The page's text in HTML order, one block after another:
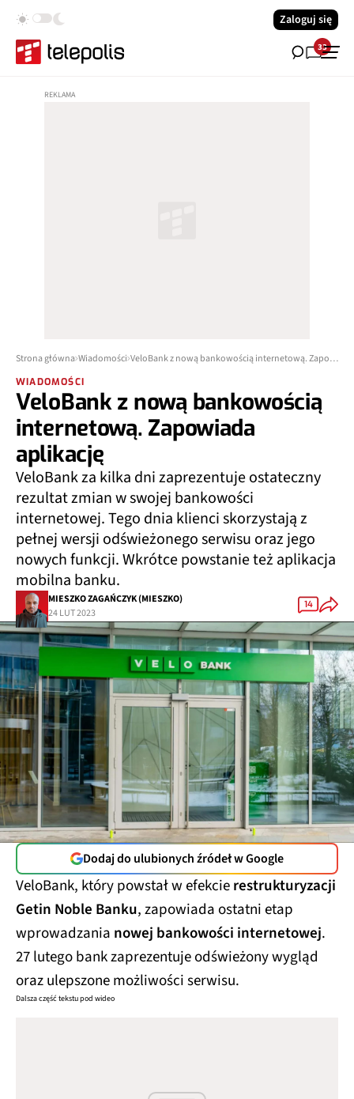
Zaloguj się
33
Strona główna Wiadomości VeloBank z nową bankowością internetową. Zapowiada aplikację
WIADOMOŚCI
VeloBank z nową bankowością
internetową. Zapowiada
aplikację
VeloBank za kilka dni zaprezentuje ostateczny
rezultat zmian w swojej bankowości
internetowej. Tego dnia klienci skorzystają z
pełnej wersji odświeżonego serwisu oraz jego
nowych funkcji. Wkrótce powstanie też aplikacja
mobilna banku.
MIESZKO ZAGAŃCZYK (MIESZKO)
24 LUT 2023
14
Dodaj do ulubionych źródeł w Google
VeloBank, który powstał w efekcierestrukturyzacji
Getin Noble Banku, zapowiada ostatni etap
wprowadzania nowej bankowości internetowej.
27 lutego bank zaprezentuje odświeżony wygląd
oraz ulepszone możliwości serwisu.
Dalsza część tekstu pod wideo